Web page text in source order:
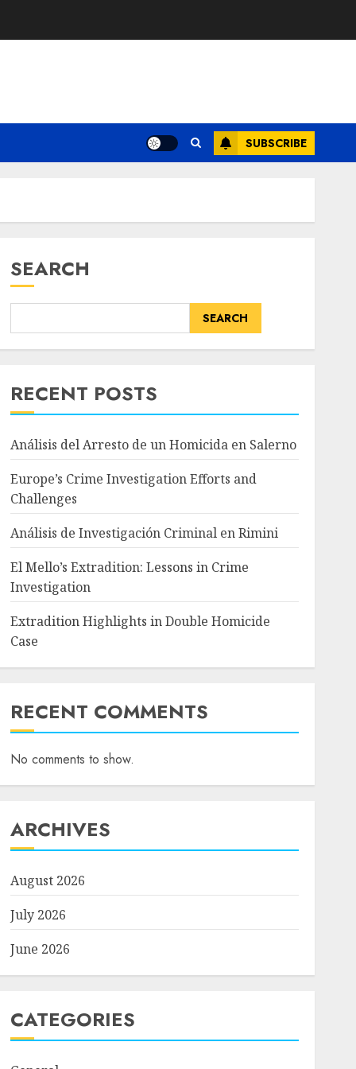
SUBSCRIBE
SEARCH
SEARCH
RECENT POSTS
Análisis del Arresto de un Homicida en Salerno
Europe’s Crime Investigation Efforts and
Challenges
Análisis de Investigación Criminal en Rimini
El Mello’s Extradition: Lessons in Crime
Investigation
Extradition Highlights in Double Homicide
Case
RECENT COMMENTS
No comments to show.
ARCHIVES
August 2026
July 2026
June 2026
CATEGORIES